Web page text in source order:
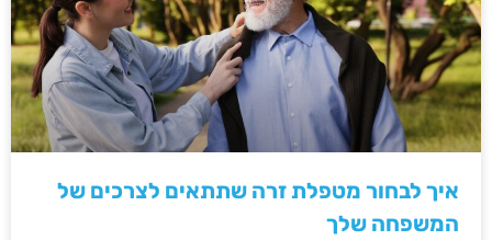
איך לבחור מטפלת זרה שתתאים לצרכים של
המשפחה שלך